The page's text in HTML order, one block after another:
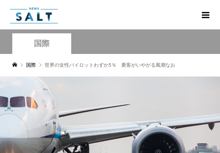
国際
国際 世界の女性パイロットわずか5％ 乗客がいやがる風潮なお